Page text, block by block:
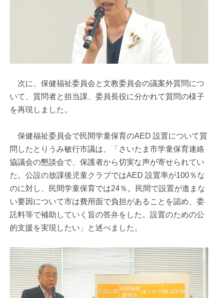
次に、保健福祉委員会と文教委員会の議案外質問につ
いて、質問者と担当課、委員長役に分かれて質問の様子
を再現しました。
保健福祉委員会で民間学童保育のAED 設置について質
問したとりうみ敏行市議は、「さいたま市学童保育連絡
協議会の懇談会で、保護者から切実な声が寄せられてい
た。公設の放課後児童クラブではAED 設置率が100％な
のに対し、民間学童保育では24％。民間で設置が進まな
い要因について市は費用面で負担があることを認め、委
託料等で補助していく旨の答弁をした。設置のための公
的支援を実現したい」と述べました。